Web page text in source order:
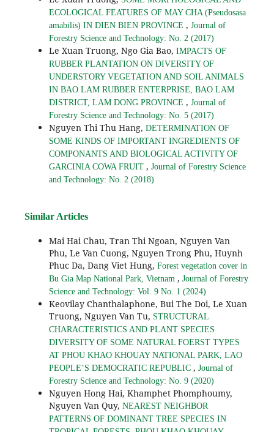
ECOLOGICAL FEATURES OF MAY CHA (Pseudosasa
amabilis) IN DIEN BIEN PROVINCE , Journal of
Forestry Science and Technology: No. 2 (2017)
Le Xuan Truong, Ngo Gia Bao, IMPACTS OF
RUBBER PLANTATION ON DIVERSITY OF
UNDERSTORY VEGETATION AND SOIL ANIMALS
IN BAO LAM RUBBER ENTERPRISE, BAO LAM
DISTRICT, LAM DONG PROVINCE , Journal of
Forestry Science and Technology: No. 5 (2017)
Nguyen Thi Thu Hang, DETERMINATION OF
SOME KINDS OF IMPORTANT INGREDIENTS OF
COMPONANTS AND BIOLOGICAL ACTIVITY OF
GARCINIA COWA FRUIT , Journal of Forestry Science
and Technology: No. 2 (2018)
Similar Articles
Mai Hai Chau, Tran Thi Ngoan, Nguyen Van
Phu, Le Van Cuong, Nguyen Trong Phu, Huynh
Phuc Da, Dang Viet Hung, Forest vegetation cover in
Bu Gia Map National Park, Vietnam , Journal of Forestry
Science and Technology: Vol. 9 No. 1 (2024)
Keovilay Chanthalaphone, Bui The Doi, Le Xuan
Truong, Nguyen Van Tu, STRUCTURAL
CHARACTERISTICS AND PLANT SPECIES
DIVERSITY OF SOME NATURAL FOERST TYPES
AT PHOU KHAO KHOUAY NATIONAL PARK, LAO
PEOPLE’S DEMOCRATIC REPUBLIC , Journal of
Forestry Science and Technology: No. 9 (2020)
Nguyen Hong Hai, Khamphet Phomphoumy,
Nguyen Van Quy, NEAREST NEIGHBOR
PATTERNS OF DOMINANT TREE SPECIES IN